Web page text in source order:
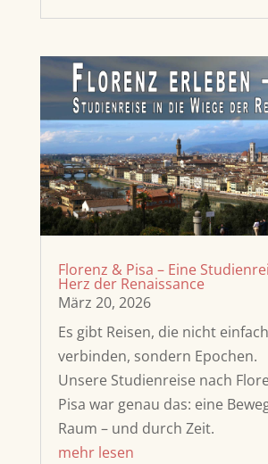
Florenz & Pisa – Eine
Herz der Renaissance
März 20, 2026
Es gibt Reisen, die nicht
verbinden, sondern Epochen.
Unsere Studienreise nach
Pisa war genau das: eine
Raum – und durch Zeit.
mehr lesen